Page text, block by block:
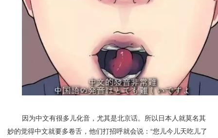
因为中文有很多儿化音，尤其是北京话。所以日本人就莫名其
妙的觉得中文就要多卷舌，他们打招呼就会说：“您儿今儿天吃儿了